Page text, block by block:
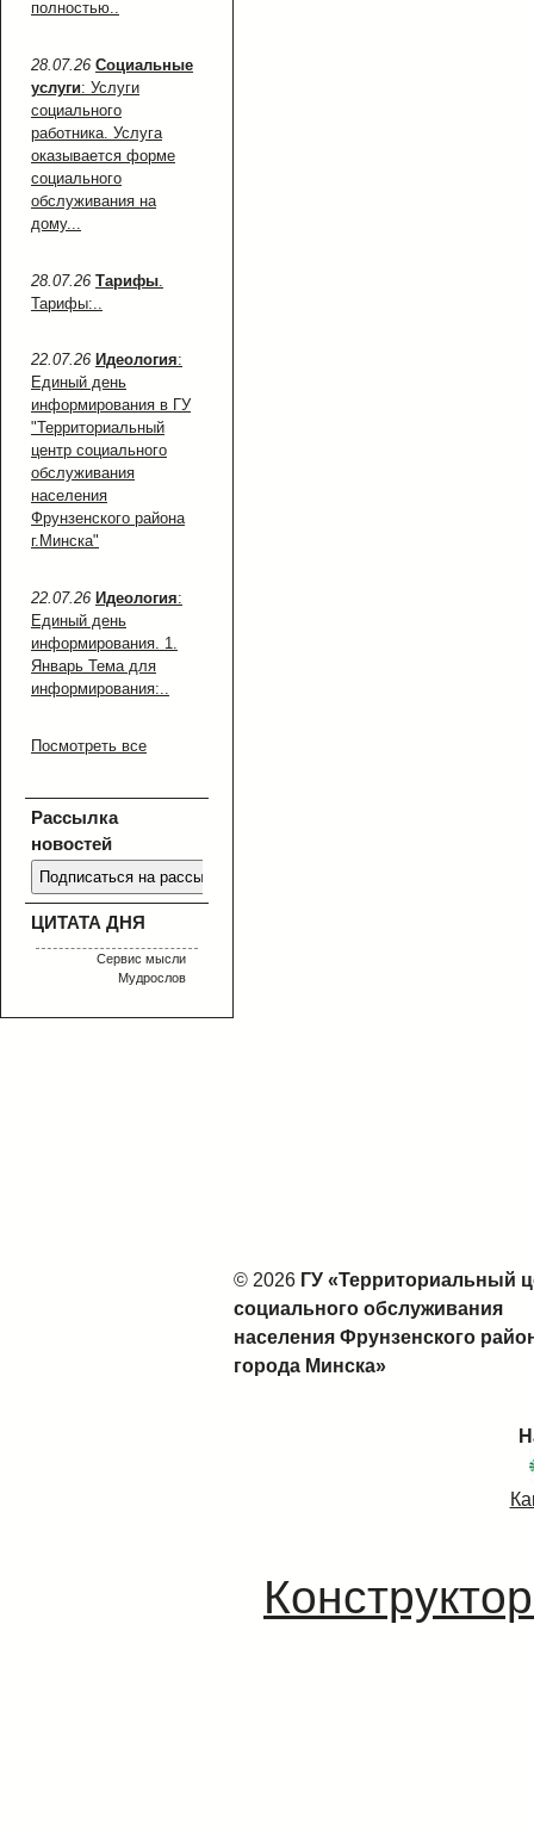
полностью..
28.07.26 Социальные
услуги: Услуги
социального
работника. Услуга
оказывается форме
социального
обслуживания на
дому...
28.07.26 Тарифы
Тарифы:..
22.07.26 Идеология:
Единый день
информирования в ГУ
"Территориальный
центр социального
обслуживания
населения
Фрунзенского района
г.Минска"
22.07.26 Идеология:
Единый день
информирования. 1.
Январь Тема для
информирования:..
Посмотреть все
Рассылка
новостей
ЦИТАТА ДНЯ
Сервис мысли
Мудрослов
© 2026 ГУ «Территориальный
социального обслуживания
населения Фрунзенского
города Минска»